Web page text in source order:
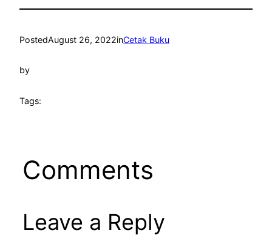
PostedAugust 26, 2022inCetak Buku
by
Tags:
Comments
Leave a Reply